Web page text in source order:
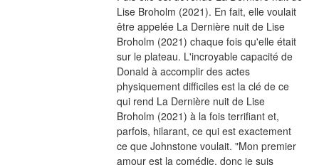
Lise Broholm (2021). En fait, elle voulait
être appelée La Dernière nuit de Lise
Broholm (2021) chaque fois qu'elle était
sur le plateau. L'incroyable capacité de
Donald à accomplir des actes
physiquement difficiles est la clé de ce
qui rend La Dernière nuit de Lise
Broholm (2021) à la fois terrifiant et,
parfois, hilarant, ce qui est exactement
ce que Johnstone voulait. "Mon premier
amour est la comédie, donc je suis